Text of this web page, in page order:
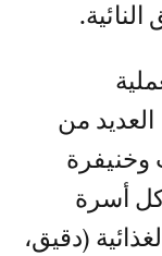
من
وخنيفرة
كل أسرة
(دقيق،